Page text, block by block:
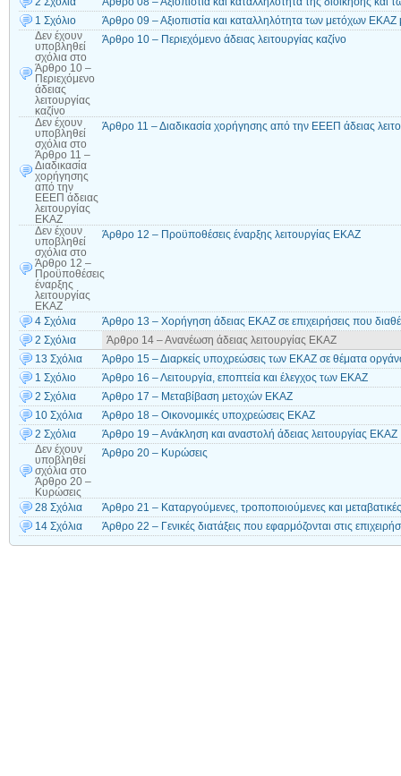
1 Σχόλιο
Άρθρο 09 – Αξιοπιστία και καταλληλότητα των μετόχων ΕΚΑΖ
Δεν έχουν
υποβληθεί
σχόλια στο
Άρθρο 10 –
Περιεχόμενο
άδειας
λειτουργίας
καζίνο
Άρθρο 10 – Περιεχόμενο άδειας λειτουργίας καζίνο
Δεν έχουν
υποβληθεί
σχόλια στο
Άρθρο 11 –
Διαδικασία
χορήγησης
από την
ΕΕΕΠ άδειας
λειτουργίας
ΕΚΑΖ
Άρθρο 11 – Διαδικασία χορήγησης από την ΕΕΕΠ άδειας
Δεν έχουν
υποβληθεί
σχόλια στο
Άρθρο 12 –
Προϋποθέσεις
έναρξης
λειτουργίας
ΕΚΑΖ
Άρθρο 12 – Προϋποθέσεις έναρξης λειτουργίας ΕΚΑΖ
4 Σχόλια
Άρθρο 13 – Χορήγηση άδειας ΕΚΑΖ σε επιχειρήσεις που
2 Σχόλια
Άρθρο 14 – Ανανέωση άδειας λειτουργίας ΕΚΑΖ
13 Σχόλια
Άρθρο 15 – Διαρκείς υποχρεώσεις των ΕΚΑΖ σε θέματα
1 Σχόλιο
Άρθρο 16 – Λειτουργία, εποπτεία και έλεγχος των ΕΚΑΖ
2 Σχόλια
Άρθρο 17 – Μεταβίβαση μετοχών ΕΚΑΖ
10 Σχόλια
Άρθρο 18 – Οικονομικές υποχρεώσεις ΕΚΑΖ
2 Σχόλια
Άρθρο 19 – Ανάκληση και αναστολή άδειας λειτουργίας ΕΚΑΖ
Δεν έχουν
υποβληθεί
σχόλια στο
Άρθρο 20 –
Κυρώσεις
Άρθρο 20 – Κυρώσεις
28 Σχόλια
Άρθρο 21 – Καταργούμενες, τροποποιούμενες και μεταβατικές
14 Σχόλια
Άρθρο 22 – Γενικές διατάξεις που εφαρμόζονται στις